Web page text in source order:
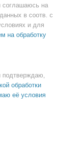
соглашаюсь на
в соотв. с
и для
на обработку
подтверждаю,
обработки
её условия